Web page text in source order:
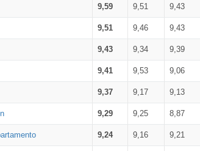
9,59 9,51 9,43
9,51 9,46 9,43
9,43 9,34 9,39
9,41 9,53 9,06
9,37 9,17 9,13
9,29 9,25 8,87
9,24 9,16 9,21